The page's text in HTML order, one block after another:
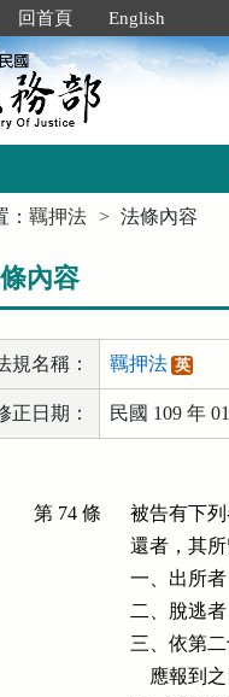
回首頁 English
：羈押法 法條內容
內容
規名稱： 羈押法 英
正日期： 民國 109 年
第 74 條
被告有下
還者，其
一、出所
二、脫逃
三、依第
應報到